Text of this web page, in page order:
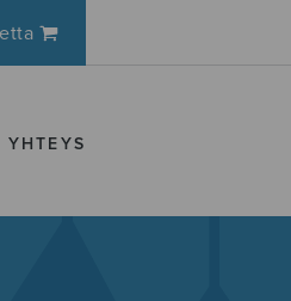
YHTEYS